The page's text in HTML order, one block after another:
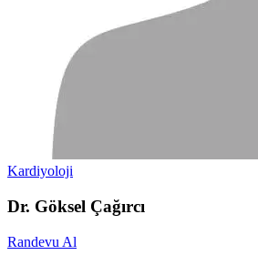
Kardiyoloji
Dr. Göksel Çağırcı
Randevu Al